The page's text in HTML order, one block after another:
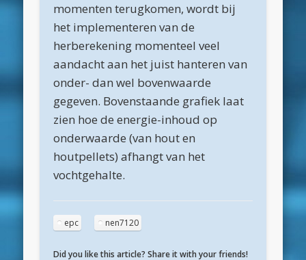
maart 2020
februari 2020
januari 2020
december 2019
november 2019
oktober 2019
september 2019
augustus 2019
april 2019
maart 2019
momenten terugkomen, wordt bij
het implementeren van de
herberekening momenteel veel
aandacht aan het juist hanteren van
onder- dan wel bovenwaarde
gegeven. Bovenstaande grafiek laat
zien hoe de energie-inhoud op
onderwaarde (van hout en
houtpellets) afhangt van het
vochtgehalte.
epc nen7120
Did you like this article? Share it with your friends!